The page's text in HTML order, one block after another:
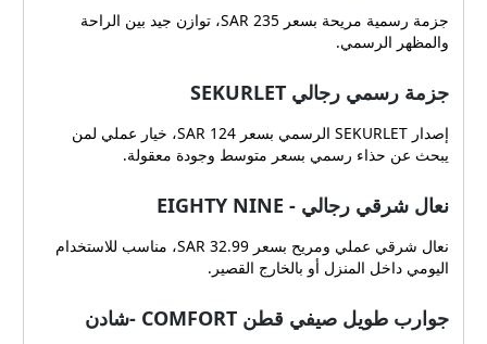
جزمة رسمية مريحة بسعر 235 SAR، توازن جيد بين الراحة
والمظهر الرسمي.
جزمة رسمي رجالي SEKURLET
إصدار SEKURLET الرسمي بسعر 124 SAR، خيار عملي لمن
يبحث عن حذاء رسمي بسعر متوسط وجودة معقولة.
نعال شرقي رجالي - EIGHTY NINE
نعال شرقي عملي ومريح بسعر 32.99 SAR، مناسب للاستخدام
اليومي داخل المنزل أو بالخارج القصير.
جوارب طويل صيفي قطن COMFORT -شادن